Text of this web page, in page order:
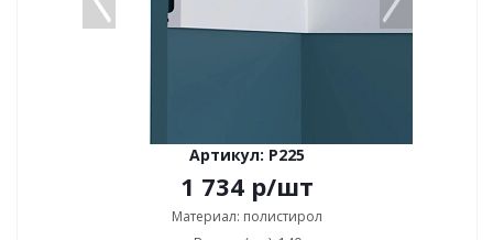
Артикул: P225
1 734 р/шт
Материал: полистирол